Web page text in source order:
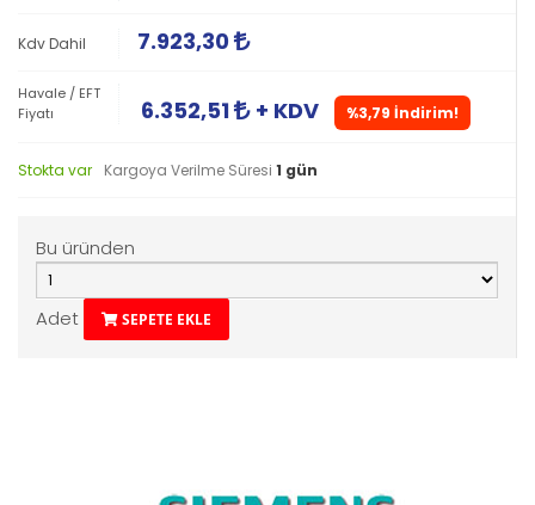
Kdv Dahil 7.923,30
Havale / EFT
Fiyatı
6.352,51 + KDV %3,79 İndirim!
Stokta var Kargoya Verilme Süresi 1 gün
Bu üründen
Adet SEPETE EKLE